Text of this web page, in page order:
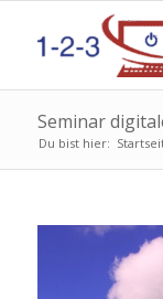
Seminar
Du bist hier: